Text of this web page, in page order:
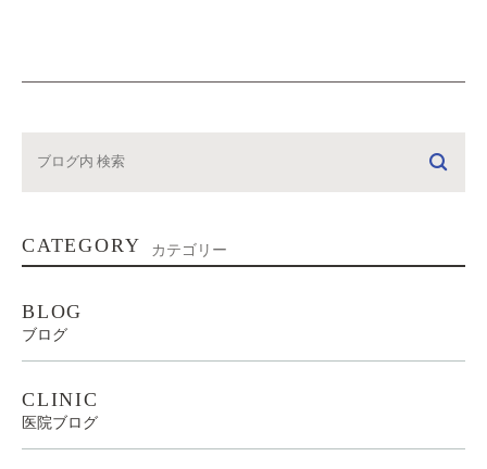
CATEGORY カテゴリー
BLOG
ブログ
CLINIC
医院ブログ